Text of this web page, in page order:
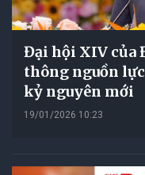
Đại hội XIV của
thông nguồn
kỷ nguyên mới
19/01/2026 10:23